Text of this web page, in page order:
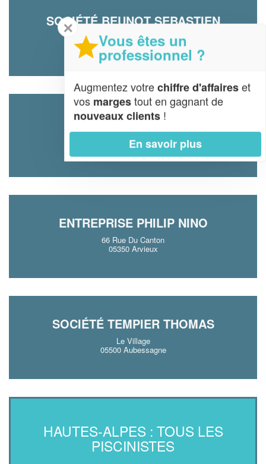
SOCIÉTÉ BEUNOT SEBASTIEN
223 Rue De Ville Basse
05100 Nevache
OZE ENTREPRISE (SAS)
440 Rte De Fonteniou
05260 Saint-Jean-Saint-Nicolas
ENTREPRISE PHILIP NINO
66 Rue Du Canton
05350 Arvieux
SOCIÉTÉ TEMPIER THOMAS
Le Village
05500 Aubessagne
HAUTES-ALPES : TOUS LES
PISCINISTES
✕
Vous êtes un
professionnel ?
Augmentez votrechiffre d'affaireset
vos margestout en gagnant de
nouveaux clients !
En savoir plus